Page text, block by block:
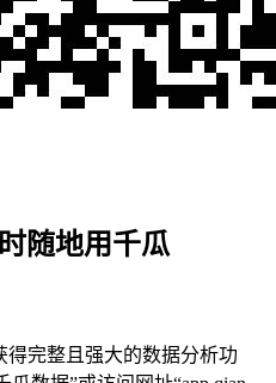
随地用千瓜
得完整且强大的数据分析功